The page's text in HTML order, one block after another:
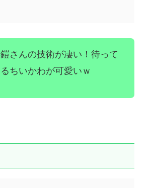
鎧さんの技術が凄い！待って
るちいかわが可愛いｗ